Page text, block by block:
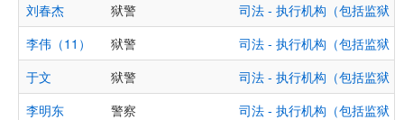
刘春杰
狱警
司法 - 执行机构（包括监狱
李伟（11）
狱警
司法 - 执行机构（包括监狱
于文
狱警
司法 - 执行机构（包括监狱
李明东
警察
司法 - 执行机构（包括监狱